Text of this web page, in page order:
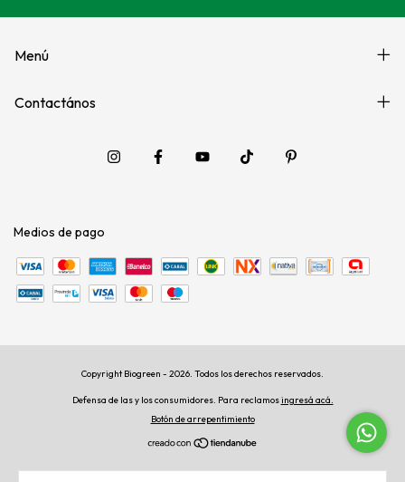
Menú
Contactános
Medios de pago
Copyright Biogreen - 2026. Todos los derechos reservados.
Defensa de las y los consumidores. Para reclamosingresá acá.
Botón de arrepentimiento